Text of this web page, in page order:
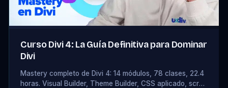
Curso Divi 4: La Guía Definitiva para Dominar
Divi
Mastery completo de Divi 4: 14 módulos, 78 clases, 22.4
horas. Visual Builder, Theme Builder, CSS aplicado, scroll